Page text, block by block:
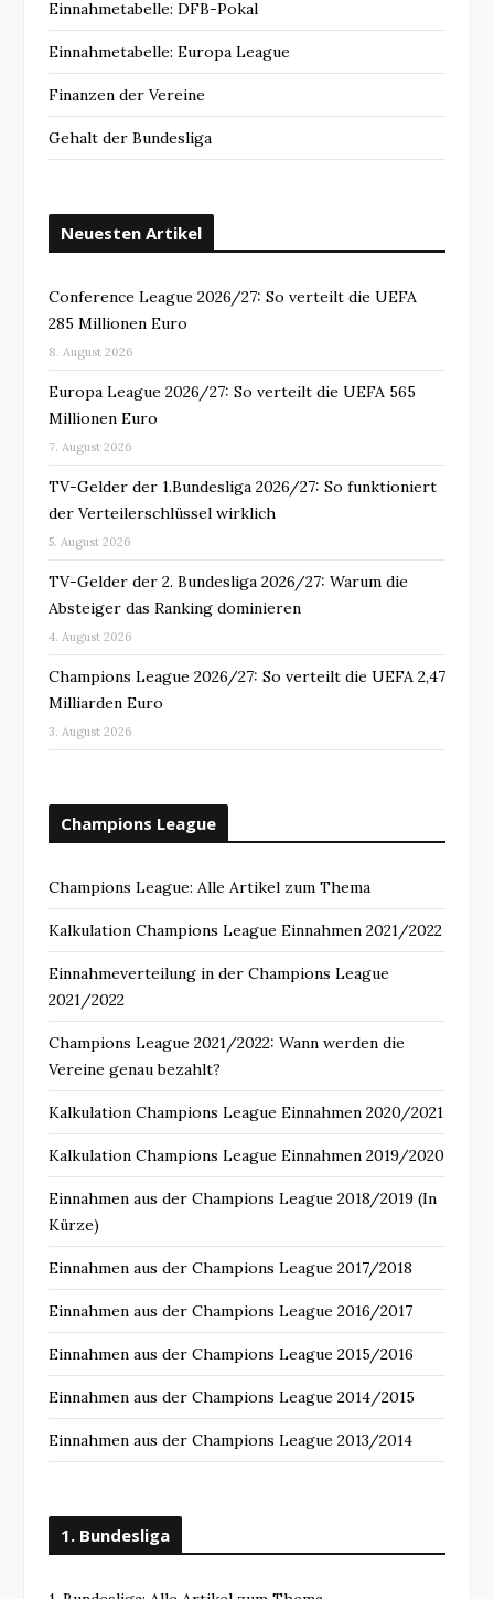
Einnahmetabelle: DFB-Pokal
Einnahmetabelle: Europa League
Finanzen der Vereine
Gehalt der Bundesliga
Neuesten Artikel
Conference League 2026/27: So verteilt die UEFA
285 Millionen Euro
8. August 2026
Europa League 2026/27: So verteilt die UEFA 565
Millionen Euro
7. August 2026
TV-Gelder der 1.Bundesliga 2026/27: So funktioniert
der Verteilerschlüssel wirklich
5. August 2026
TV-Gelder der 2. Bundesliga 2026/27: Warum die
Absteiger das Ranking dominieren
4. August 2026
Champions League 2026/27: So verteilt die UEFA 2,47
Milliarden Euro
3. August 2026
Champions League
Champions League: Alle Artikel zum Thema
Kalkulation Champions League Einnahmen 2021/2022
Einnahmeverteilung in der Champions League
2021/2022
Champions League 2021/2022: Wann werden die
Vereine genau bezahlt?
Kalkulation Champions League Einnahmen 2020/2021
Kalkulation Champions League Einnahmen 2019/2020
Einnahmen aus der Champions League 2018/2019 (In
Kürze)
Einnahmen aus der Champions League 2017/2018
Einnahmen aus der Champions League 2016/2017
Einnahmen aus der Champions League 2015/2016
Einnahmen aus der Champions League 2014/2015
Einnahmen aus der Champions League 2013/2014
1. Bundesliga